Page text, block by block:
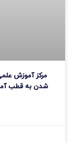
مرکز آموزش
شدن به قطب